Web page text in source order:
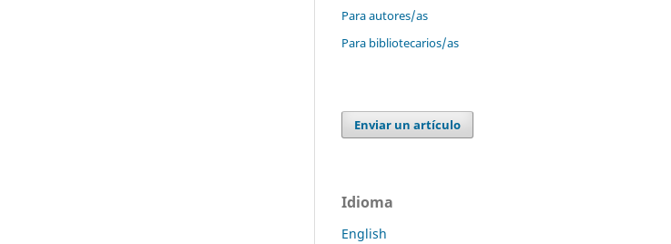
Para autores/as
Para bibliotecarios/as
Enviar un artículo
Idioma
English